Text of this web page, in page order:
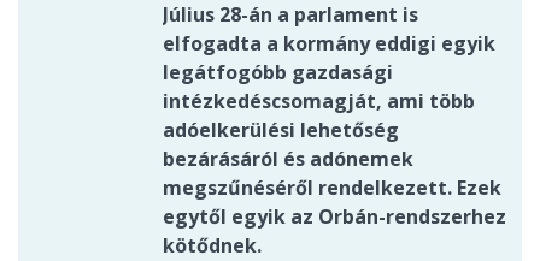
Július 28-án a parlament is
elfogadta a kormány eddigi egyik
legátfogóbb gazdasági
intézkedéscsomagját, ami több
adóelkerülési lehetőség
bezárásáról és adónemek
megszűnéséről rendelkezett. Ezek
egytől egyik az Orbán-rendszerhez
kötődnek.